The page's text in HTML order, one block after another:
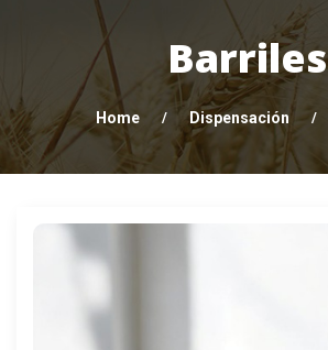
Barriles
Home / Dispensación /